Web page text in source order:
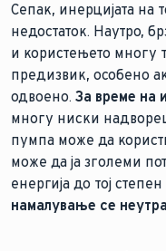
Сепак, инерцијата на
недостаток. Наутро,
и користењето многу
предизвик, особено
одвоено. За време на
многу ниски
пумпа може да
може да ја зголеми
енергија до тој
намалување се